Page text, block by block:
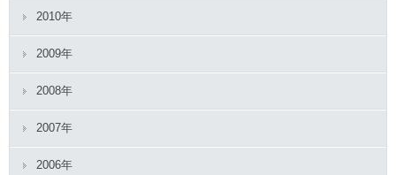
2010年
2009年
2008年
2007年
2006年